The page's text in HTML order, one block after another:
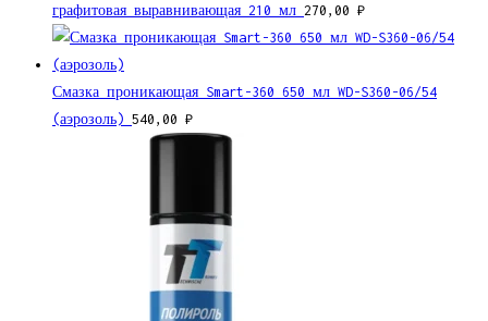
графитовая выравнивающая 210 мл 270,00 ₽
Смазка проникающая Smart-360 650 мл WD-S360-06/54
(аэрозоль) 540,00 ₽